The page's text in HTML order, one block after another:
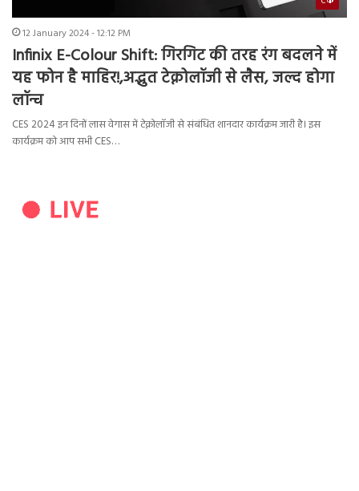
12 January 2024 - 12:12 PM
Infinix E-Colour Shift: गिरगिट की तरह रंग बदलने में
यह फोन है माहिर!,अद्भुत टेक्नोलॉजी से लैस, जल्द होगा
लॉन्च
CES 2024 इन दिनों लास वेगास में टेक्नोलॉजी से संबंधित शानदार कार्यक्रम जारी है। इस
कार्यक्रम को आप सभी CES…